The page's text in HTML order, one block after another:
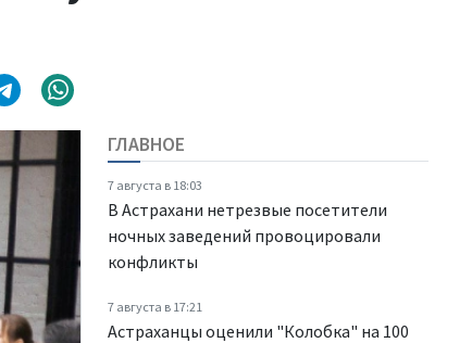
ГЛАВНОЕ
7 августа в 18:03
В Астрахани нетрезвые посетители
ночных заведений провоцировали
конфликты
7 августа в 17:21
Астраханцы оценили "Колобка" на 100